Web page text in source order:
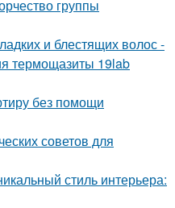
группы
и блестящих волос -
термощазиты 19lab
без помощи
советов для
стиль интерьера: